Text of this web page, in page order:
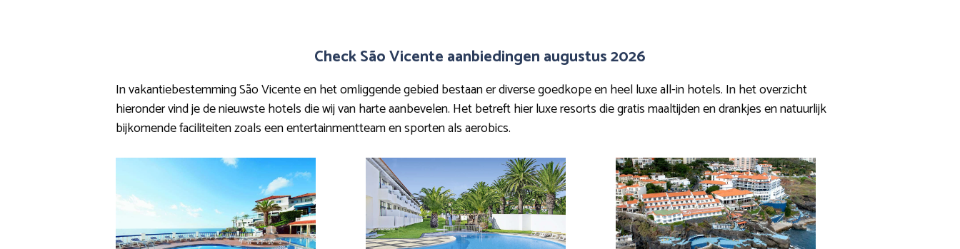
Check São Vicente aanbiedingen augustus 2026
In vakantiebestemming São Vicente en het omliggende gebied bestaan er diverse goedkope en heel luxe all-in hotels. In het overzicht
hieronder vind je de nieuwste hotels die wij van harte aanbevelen. Het betreft hier luxe resorts die gratis maaltijden en drankjes en natuurlijk
bijkomende faciliteiten zoals een entertainmentteam en sporten als aerobics.